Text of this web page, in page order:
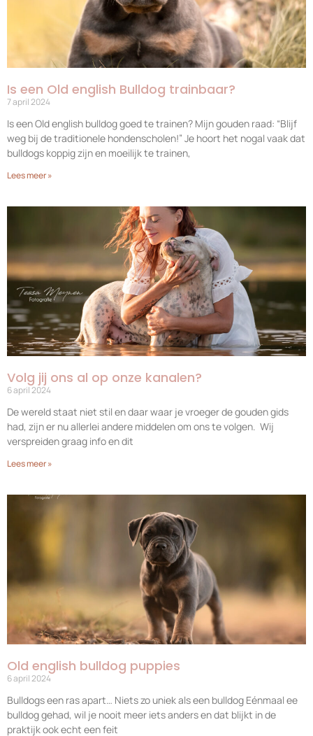
Is een Old english Bulldog trainbaar?
7 april 2024
Is een Old english bulldog goed te trainen? Mijn gouden raad: “Blijf
weg bij de traditionele hondenscholen!” Je hoort het nogal vaak dat
bulldogs koppig zijn en moeilijk te trainen,
Lees meer »
Volg jij ons al op onze kanalen?
6 april 2024
De wereld staat niet stil en daar waar je vroeger de gouden gids
had, zijn er nu allerlei andere middelen om ons te volgen. Wij
verspreiden graag info en dit
Lees meer »
Old english bulldog puppies
6 april 2024
Bulldogs een ras apart… Niets zo uniek als een bulldog Eénmaal ee
bulldog gehad, wil je nooit meer iets anders en dat blijkt in de
praktijk ook echt een feit